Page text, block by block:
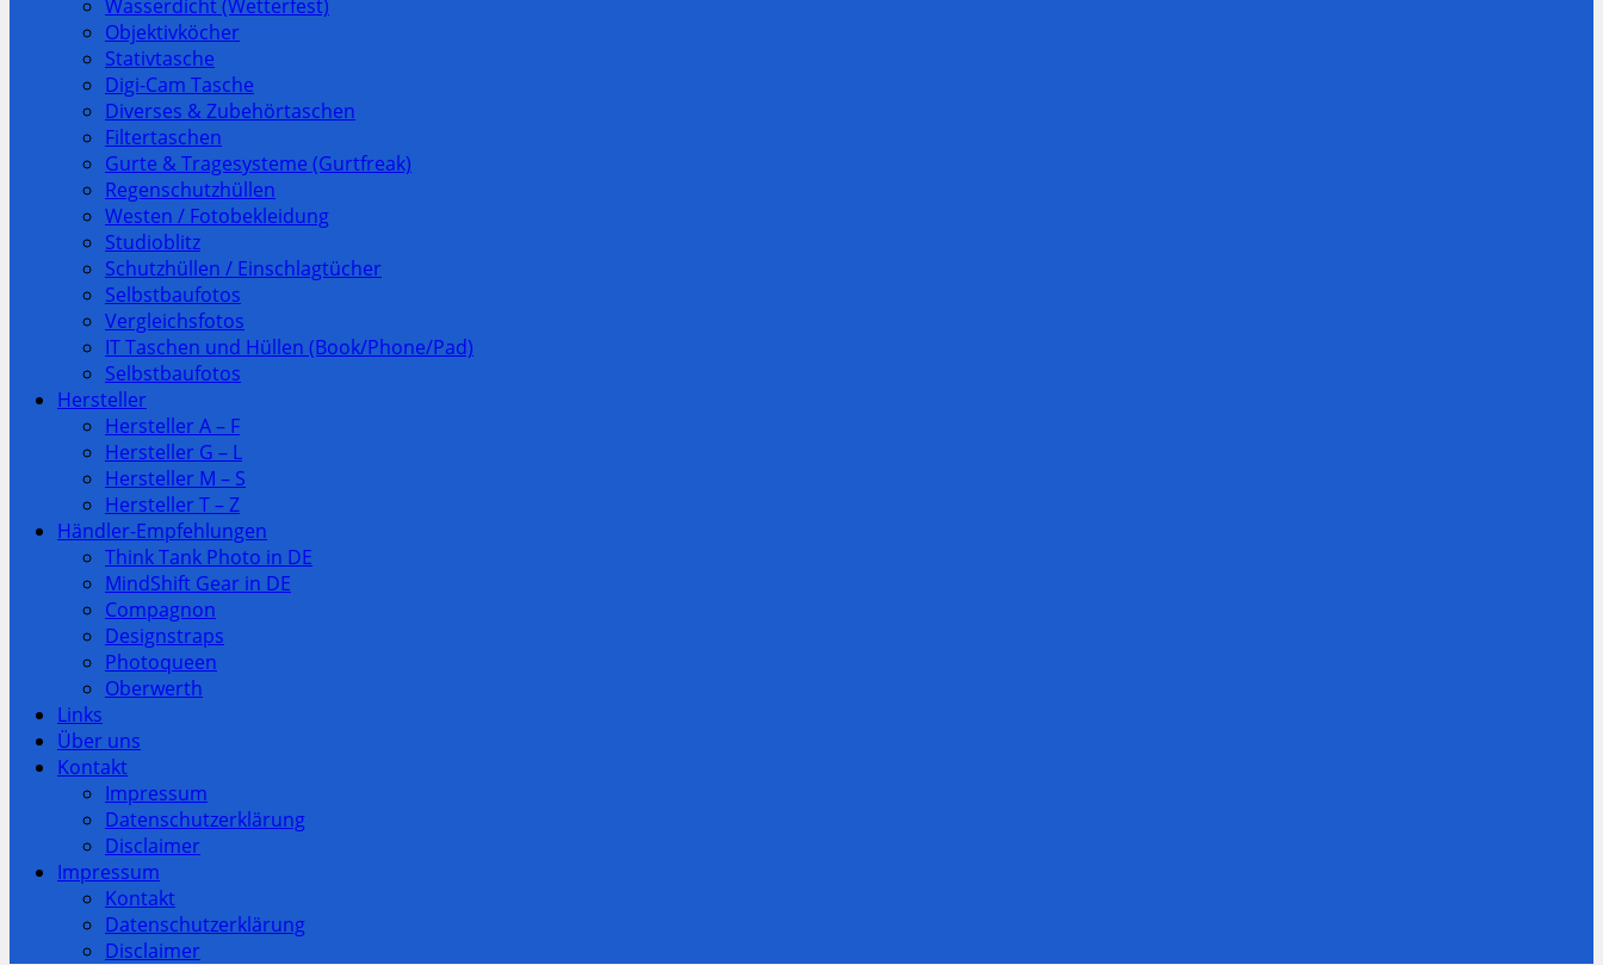
Wasserdicht (Wetterfest)
Objektivköcher
Stativtasche
Digi-Cam Tasche
Diverses & Zubehörtaschen
Filtertaschen
Gurte & Tragesysteme (Gurtfreak)
Regenschutzhüllen
Westen / Fotobekleidung
Studioblitz
Schutzhüllen / Einschlagtücher
Selbstbaufotos
Vergleichsfotos
IT Taschen und Hüllen (Book/Phone/Pad)
Selbstbaufotos
Hersteller
Hersteller A – F
Hersteller G – L
Hersteller M – S
Hersteller T – Z
Händler-Empfehlungen
Think Tank Photo in DE
MindShift Gear in DE
Compagnon
Designstraps
Photoqueen
Oberwerth
Links
Über uns
Kontakt
Impressum
Datenschutzerklärung
Disclaimer
Impressum
Kontakt
Datenschutzerklärung
Disclaimer